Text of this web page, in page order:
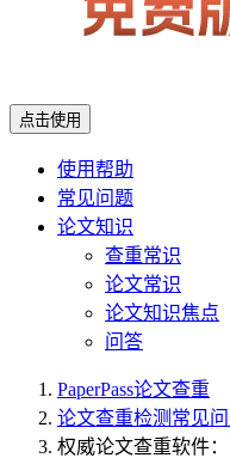
点击使用
使用帮助
常见问题
论文知识
查重常识
论文常识
论文知识焦点
问答
PaperPass论文查重
论文查重检测常见
权威论文查重软件